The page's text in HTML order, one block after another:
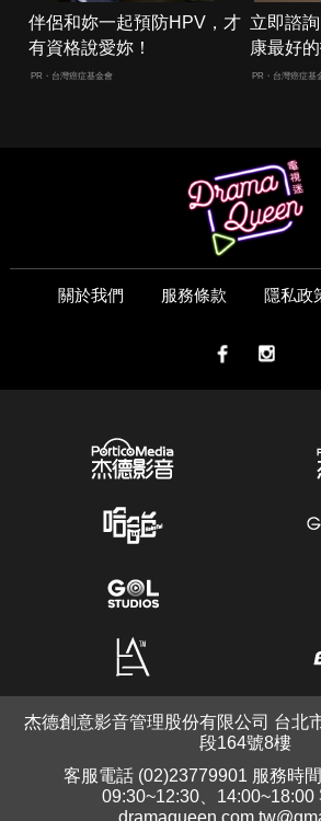
伴侶和妳一起預防HPV，才
有資格說愛妳！
PR・台灣癌症基金會
立即諮
康最好
嫌晚！
PR・台灣癌症基
關於我們 服務條款 隱私政
杰德創意影音管理股份有限公司 台北
段164號8樓
客服電話 (02)23779901 服務時
09:30~12:30、14:00~18:00